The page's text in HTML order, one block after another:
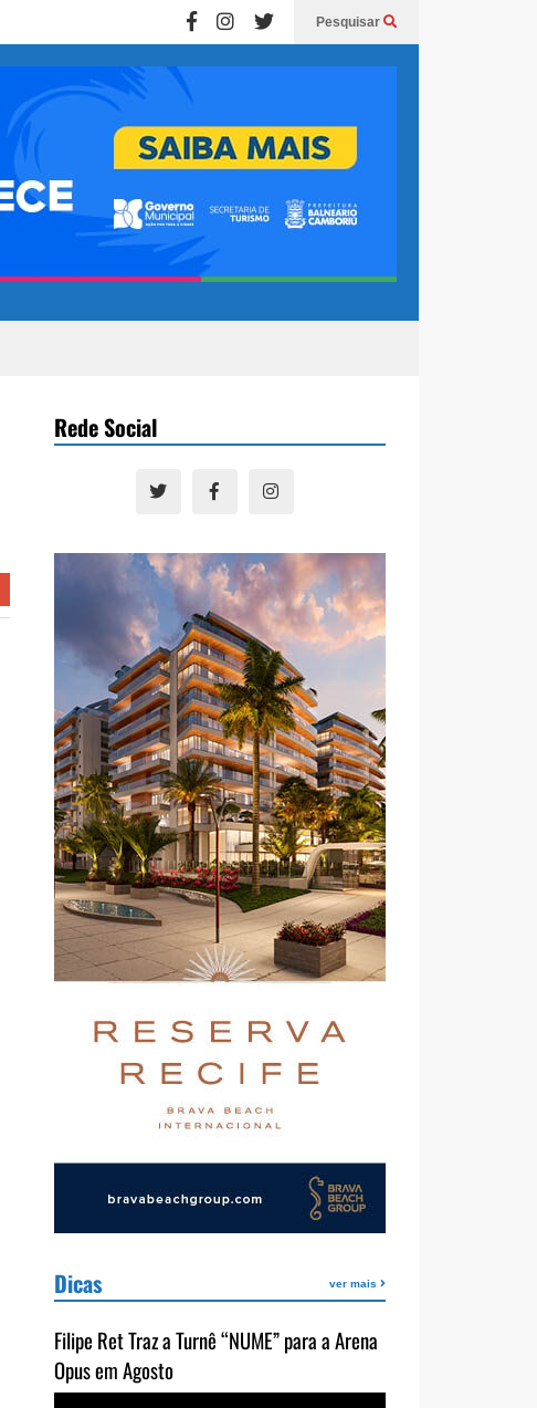
Pesquisar
Rede Social
Dicas ver mais
Filipe Ret Traz a Turnê “NUME” para a Arena
Opus em Agosto